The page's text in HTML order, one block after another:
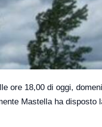
ore 18,00 di oggi,
Mastella ha disposto